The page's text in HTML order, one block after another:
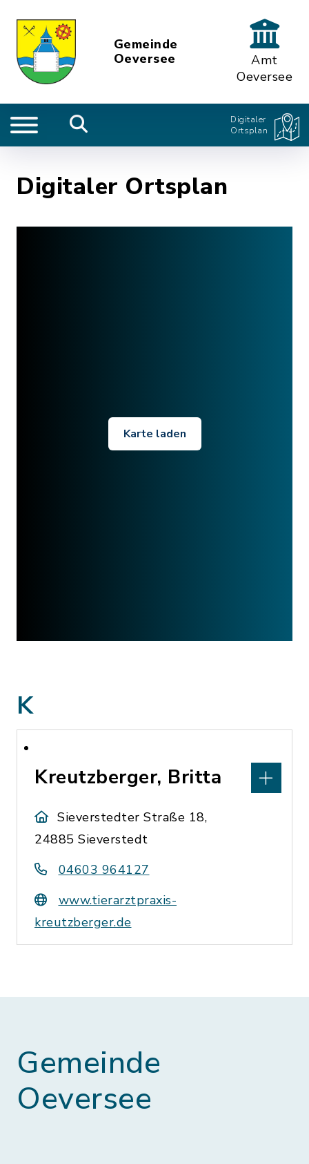
Gemeinde
Oeversee
Amt
Oeversee
Digitaler
Ortsplan
Digitaler Ortsplan
Karte laden
K
Kreutzberger, Britta
Sieverstedter Straße 18,
24885 Sieverstedt
04603 964127
www.tierarztpraxis-
kreutzberger.de
Gemeinde
Oeversee